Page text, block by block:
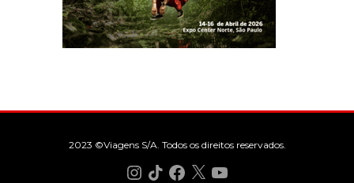
2023 ©Viagens S/A. Todos os direitos reservados.
Instagram
TikTokFacebook
X YouTube